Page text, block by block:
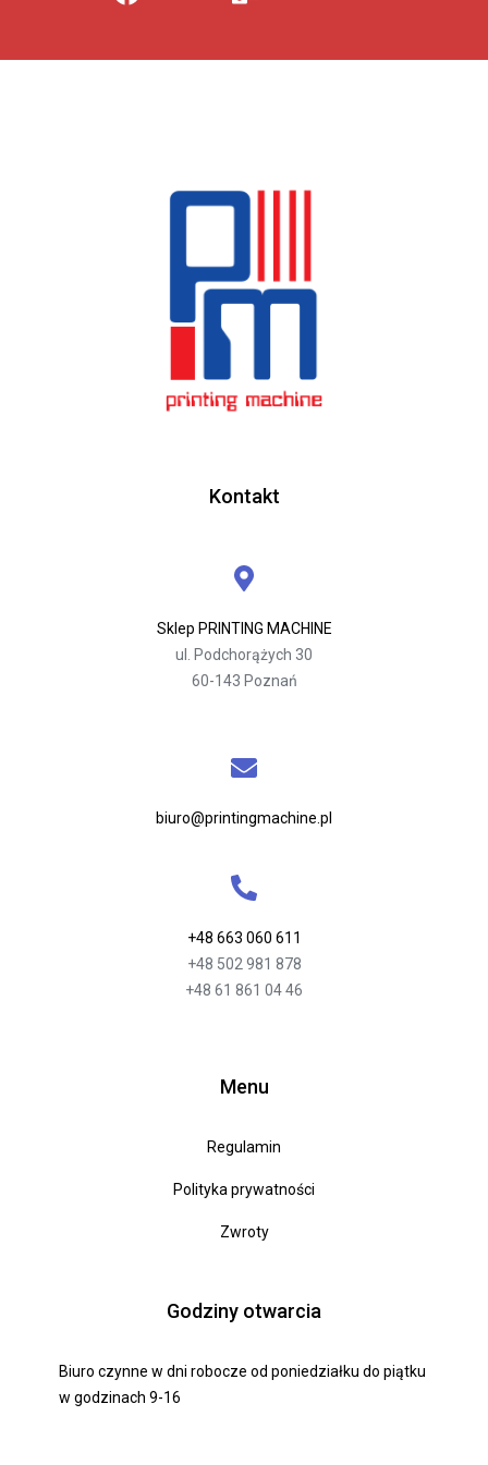
Kontakt
Sklep PRINTING MACHINE
ul. Podchorążych 30
60-143 Poznań
biuro@printingmachine.pl
+48 663 060 611
+48 502 981 878
+48 61 861 04 46
Menu
Regulamin
Polityka prywatności
Zwroty
Godziny otwarcia
Biuro czynne w dni robocze od poniedziałku do piątku
w godzinach 9-16